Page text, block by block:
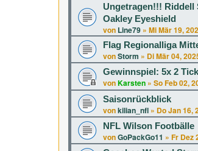
Ungetragen!!! Riddell
Oakley Eyeshield
von Line79 » Mi Mär 19,
Flag Regionalliga
vonStorm » Di Mär 04,
Gewinnspiel: 5x 2
vonKarsten » So Feb 02,
Saisonrückblick
vonkilian_nfl » Do Jan 16,
NFL Wilson Footbälle
vonGoPackGo11 » Fr Dez